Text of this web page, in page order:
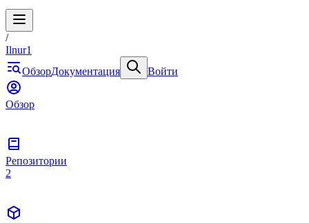
/
Ilnur1
ОбзорДокументация Войти
Обзор
Репозитории
2